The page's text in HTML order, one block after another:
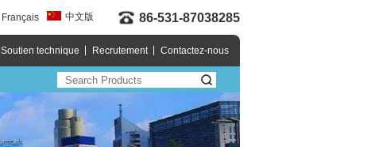
Français 中文版 86-531-87038285
Soutien technique Recrutement Contactez-nous